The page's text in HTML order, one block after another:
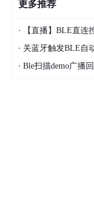
更多推荐
· 【直播】BLE直连
· 关蓝牙触发BLE自
· Ble扫描demo广播